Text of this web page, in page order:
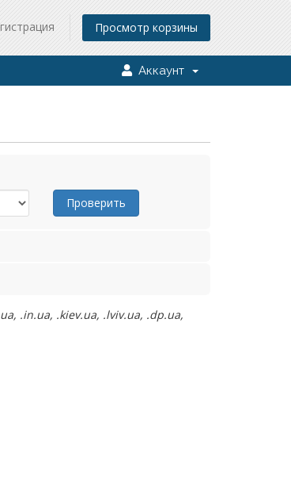
Просмотр корзины
Аккаунт
Проверить
.in.ua, .kiev.ua, .lviv.ua, .dp.ua,